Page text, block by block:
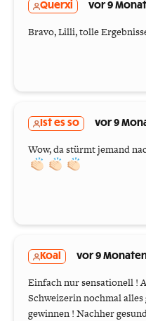
Querxi vor 9
Bravo, Lilli, tolle
Ist es so vor 9
Wow, da stürmt jemand
Koal vor 9
Einfach nur sensationell !
Schweizerin nochmal alles
gewinnen ! Nachher